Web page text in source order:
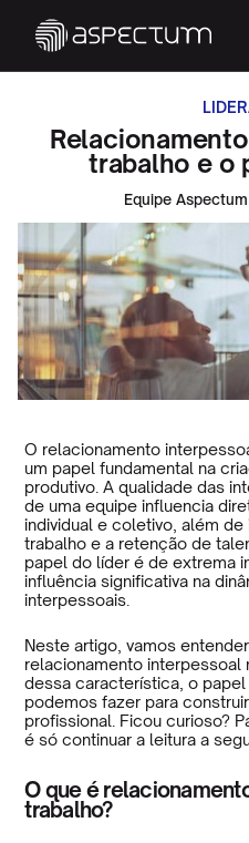
trabalho e o
Equipe Aspectum
O relacionamento
um papel fundamental na
produtivo. A qualidade das
de uma equipe influencia
individual e coletivo, além
trabalho e a retenção de
papel do líder é de extrema
influência significativa na
interpessoais.
Neste artigo, vamos
relacionamento interpessoal
dessa característica, o
podemos fazer para
profissional. Ficou curioso?
é só continuar a leitura a
O que é
trabalho?